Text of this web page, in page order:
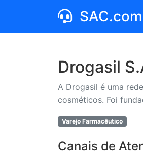
Drogasil
A Drogasil é uma
cosméticos. Foi
Varejo Farmacêutico
Canais de